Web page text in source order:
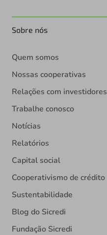
Sobre nós
Quem somos
Nossas cooperativas
Relações com investidores
Trabalhe conosco
Notícias
Relatórios
Capital social
Cooperativismo de crédito
Sustentabilidade
Blog do Sicredi
Fundação Sicredi